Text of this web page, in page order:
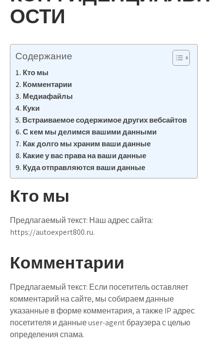
ОСТИ
Содержание
Кто мы
Комментарии
Медиафайлы
Куки
Встраиваемое содержимое других вебсайтов
С кем мы делимся вашими данными
Как долго мы храним ваши данные
Какие у вас права на ваши данные
Куда отправляются ваши данные
Кто мы
Предлагаемый текст: Наш адрес сайта:
https://autoexpert800.ru.
Комментарии
Предлагаемый текст: Если посетитель оставляет
комментарий на сайте, мы собираем данные
указанные в форме комментария, а также IP адрес
посетителя и данные user-agent браузера с целью
определения спама.